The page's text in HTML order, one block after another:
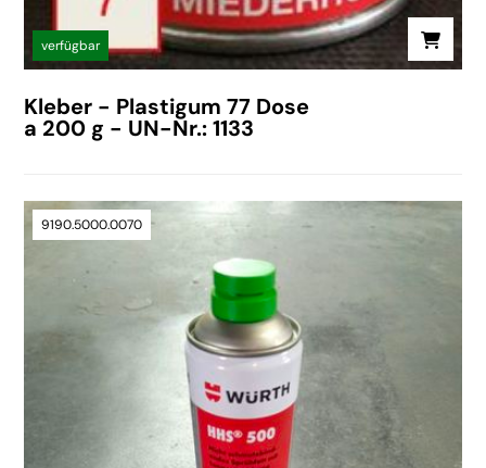
verfügbar
Kleber - Plastigum 77 Dose
a 200 g - UN-Nr.: 1133
9190.5000.0070